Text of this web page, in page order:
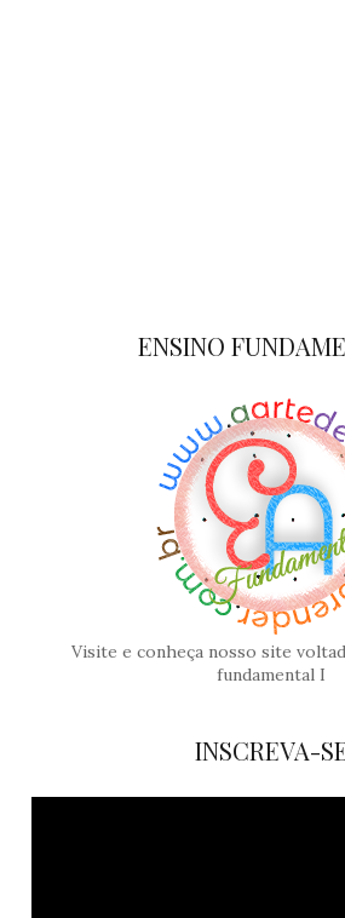
ENSINO
Visite e conheça nosso site
fundamental I
INSCREVA-